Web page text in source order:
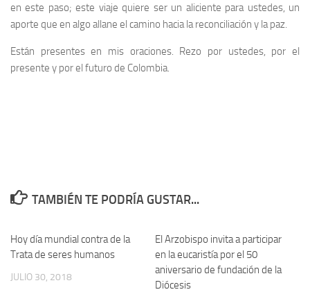
en este paso; este viaje quiere ser un aliciente para ustedes, un
aporte que en algo allane el camino hacia la reconciliación y la paz.
Están presentes en mis oraciones. Rezo por ustedes, por el
presente y por el futuro de Colombia.
TAMBIÉN TE PODRÍA GUSTAR...
Hoy día mundial contra de la
Trata de seres humanos
JULIO 30, 2018
El Arzobispo invita a participar
en la eucaristía por el 50
aniversario de fundación de la
Diócesis